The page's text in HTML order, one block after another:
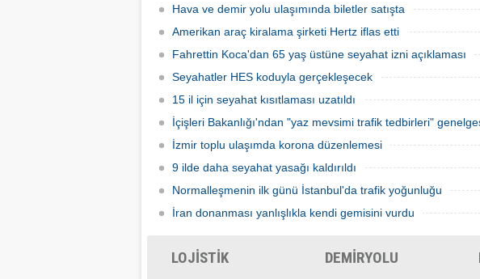
zorunluluğu yürürlükten kaldırıldı.
yakalayan İBB, bu hafta sonu,
kadarki en yüksek sayıdaki
iş başında olacak.
Hava ve demir yolu ulaşımında biletler satışta
Amerikan araç kiralama şirketi Hertz iflas etti
Fahrettin Koca'dan 65 yaş üstüne seyahat izni açıklaması
Seyahatler HES koduyla gerçekleşecek
15 il için seyahat kısıtlaması uzatıldı
İçişleri Bakanlığı'ndan "yaz mevsimi trafik tedbirleri"
İzmir toplu ulaşımda korona düzenlemesi
9 ilde daha seyahat yasağı kaldırıldı
Normalleşmenin ilk günü İstanbul'da trafik yoğunluğu
İran donanması yanlışlıkla kendi gemisini vurdu
LOJİSTİK DEMİRYOLU